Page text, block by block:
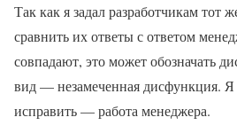
Так как я задал разработчикам тот
сравнить их ответы с ответом
совпадают, это может обозначать
вид — незамеченная дисфункция. Я
исправить — работа менеджера.